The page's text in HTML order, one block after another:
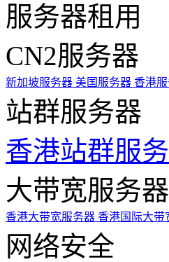
服务器租用
CN2服务器
新加坡服务器 美国服务器 香港
站群服务器
香港站群服
大带宽服务器
香港大带宽服务器 香港国际大带
网络安全